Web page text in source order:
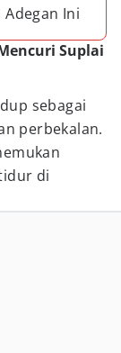
Adegan Ini
Suplai
sebagai
perbekalan.
di